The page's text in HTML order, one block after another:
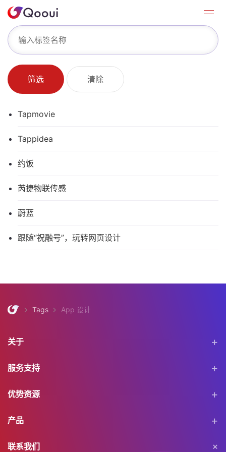
筛选 清除
Tapmovie
Tappidea
约饭
芮捷物联传感
蔚蓝
跟随“祝融号”，玩转网页设计
Tags App 设计
关于
服务支持
优势资源
产品
联系我们